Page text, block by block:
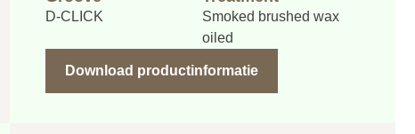
D-CLICK
Smoked brushed wax
oiled
Download productinformatie